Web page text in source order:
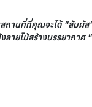
ถานที่ที่คุณจะได้ "สัมผั
ลายไม้สร้างบรรยากาศ